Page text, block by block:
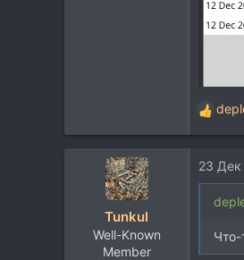
Р
е
к
ц
Tunkul
Well-Known
Member
23 Дек
Что-